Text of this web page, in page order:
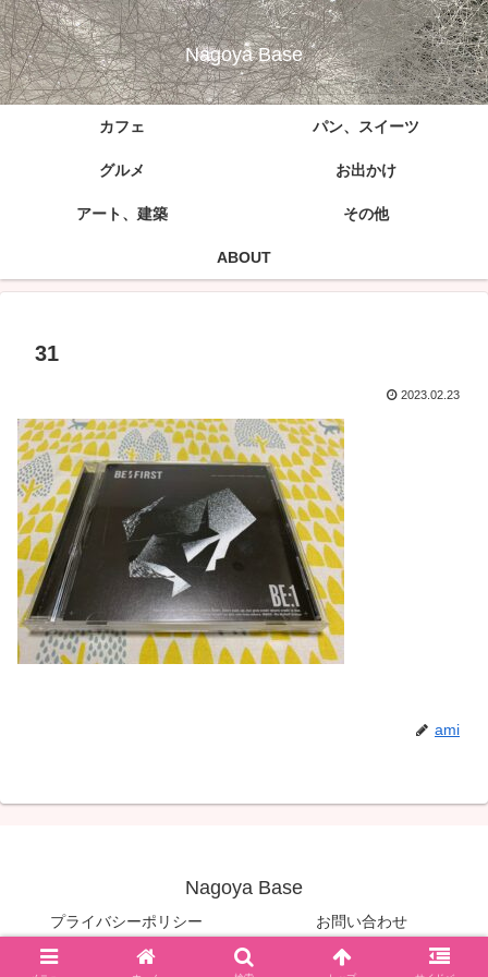
Nagoya Base
カフェ パン、スイーツ
グルメ お出かけ
アート、建築 その他
ABOUT
31
2023.02.23
ami
Nagoya Base
プライバシーポリシー お問い合わせ
© 2020 Nagoya Base.